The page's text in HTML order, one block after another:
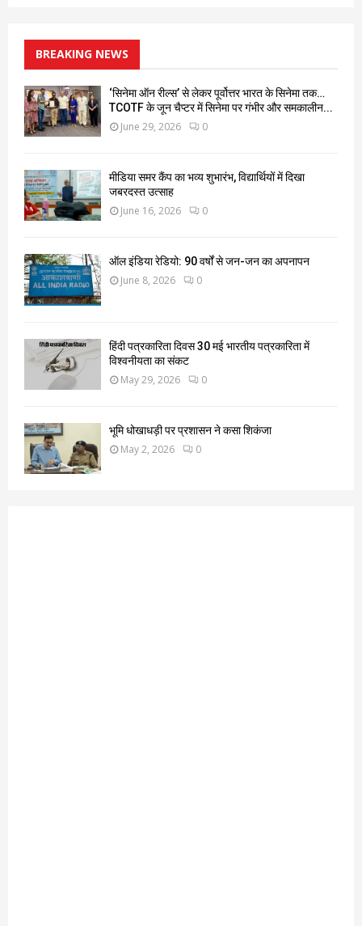
BREAKING NEWS
‘सिनेमा ऑन रील्स’ से लेकर पूर्वोत्तर भारत के सिनेमा तक…
TCOTF के जून चैप्टर में सिनेमा पर गंभीर और समकालीन...
June 29, 2026 0
मीडिया समर कैंप का भव्य शुभारंभ, विद्यार्थियों में दिखा
जबरदस्त उत्साह
June 16, 2026 0
ऑल इंडिया रेडियो: 90 वर्षों से जन-जन का अपनापन
June 8, 2026 0
हिंदी पत्रकारिता दिवस 30 मई भारतीय पत्रकारिता में
विश्वनीयता का संकट
May 29, 2026 0
भूमि धोखाधड़ी पर प्रशासन ने कसा शिकंजा
May 2, 2026 0